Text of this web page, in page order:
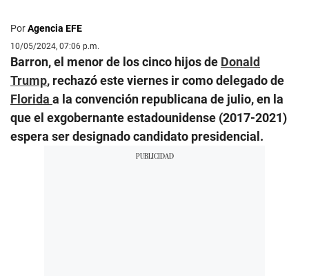
PorAgencia EFE
10/05/2024, 07:06 p.m.
Barron, el menor de los cinco hijos de Donald
Trump, rechazó este viernes ir como delegado de
Florida a la convención republicana de julio, en la
que el exgobernante estadounidense (2017-2021)
espera ser designado candidato presidencial.